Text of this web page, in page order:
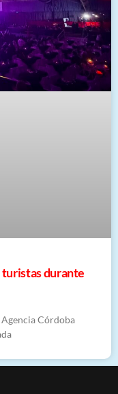
turistas durante
Córdoba